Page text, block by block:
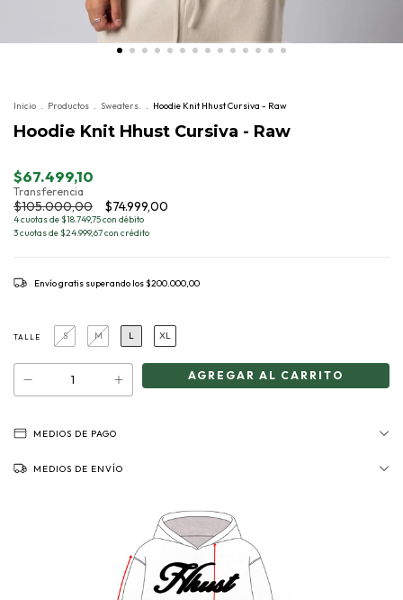
Inicio . Productos . Sweaters. . Hoodie Knit Hhust Cursiva - Raw
Hoodie Knit Hhust Cursiva - Raw
$105.000,00 $74.999,00
$67.499,10
Transferencia
4 cuotas de $18.749,75 con débito
3 cuotas de $24.999,67 con crédito
Envío gratis superando los$200.000,00
TALLE S M L XL
MEDIOS DE PAGO
MEDIOS DE ENVÍO